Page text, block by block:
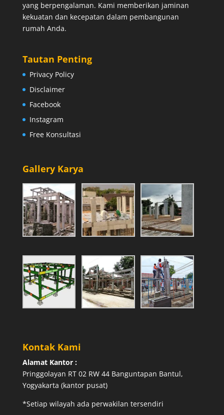
yang berpengalaman. Kami memberikan jaminan
kekuatan dan kecepatan dalam pembangunan
rumah Anda.
Tautan Penting
Privacy Policy
Disclaimer
Facebook
Instagram
Free Konsultasi
Gallery Karya
Kontak Kami
Alamat Kantor :
Pringgolayan RT 02 RW 44 Banguntapan Bantul,
Yogyakarta (kantor pusat)
*Setiap wilayah ada perwakilan tersendiri